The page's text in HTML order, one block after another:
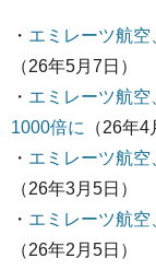
・ エミレーツ航
（26年5月7日）
・ エミレーツ航
1000倍に
（26年4
・ エミレーツ航
（26年3月5日）
・ エミレーツ航
（26年2月5日）